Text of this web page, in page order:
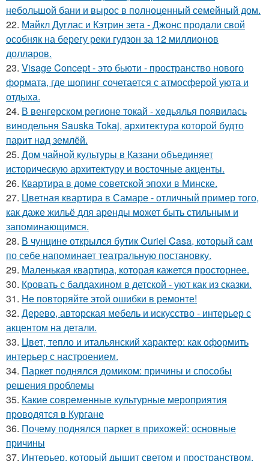
небольшой бани и вырос в полноценный семейный дом.
22. Майкл Дуглас и Кэтрин зета - Джонс продали свой
особняк на берегу реки гудзон за 12 миллионов
долларов.
23. Visage Concept - это бьюти - пространство нового
формата, где шопинг сочетается с атмосферой уюта и
отдыха.
24. В венгерском регионе токай - хедьялья появилась
винодельня Sauska Tokaj, архитектура которой будто
парит над землёй.
25. Дом чайной культуры в Казани объединяет
историческую архитектуру и восточные акценты.
26. Квартира в доме советской эпохи в Минске.
27. Цветная квартира в Самаре - отличный пример того,
как даже жильё для аренды может быть стильным и
запоминающимся.
28. В чунцине открылся бутик Curiel Casa, который сам
по себе напоминает театральную постановку.
29. Маленькая квартира, которая кажется просторнее.
30. Кровать с балдахином в детской - уют как из сказки.
31. Не повторяйте этой ошибки в ремонте!
32. Дерево, авторская мебель и искусство - интерьер с
акцентом на детали.
33. Цвет, тепло и итальянский характер: как оформить
интерьер с настроением.
34. Паркет поднялся домиком: причины и способы
решения проблемы
35. Какие современные культурные мероприятия
проводятся в Кургане
36. Почему поднялся паркет в прихожей: основные
причины
37. Интерьер, который дышит светом и пространством.